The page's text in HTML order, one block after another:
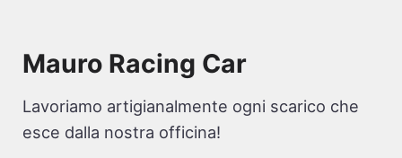
Mauro Racing Car
Lavoriamo artigianalmente ogni scarico che
esce dalla nostra officina!